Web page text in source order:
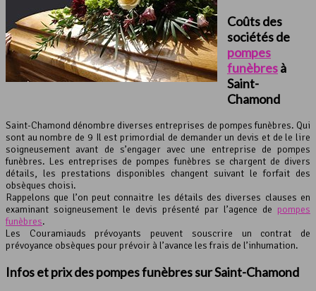
Coûts des
sociétés de
pompes
funèbresà
Saint-
Chamond
Saint-Chamond dénombre diverses entreprises de pompes funèbres. Qui
sont au nombre de 9 Il est primordial de demander un devis et de le lire
soigneusement avant de s’engager avec une entreprise de pompes
funèbres. Les entreprises de pompes funèbres se chargent de divers
détails, les prestations disponibles changent suivant le forfait des
obsèques choisi.
Rappelons que l’on peut connaitre les détails des diverses clauses en
examinant soigneusement le devis présenté par l’agence de pompes
funèbres.
Les Couramiauds prévoyants peuvent souscrire un contrat de
prévoyance obsèques pour prévoir à l’avance les frais de l’inhumation.
Infos et prix despompes funèbressur Saint-Chamond